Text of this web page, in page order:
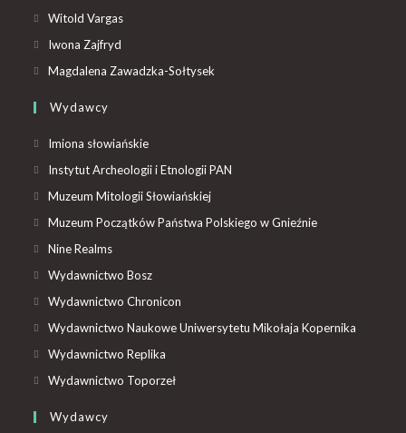
Witold Vargas
Iwona Zajfryd
Magdalena Zawadzka-Sołtysek
Wydawcy
Imiona słowiańskie
Instytut Archeologii i Etnologii PAN
Muzeum Mitologii Słowiańskiej
Muzeum Początków Państwa Polskiego w Gnieźnie
Nine Realms
Wydawnictwo Bosz
Wydawnictwo Chronicon
Wydawnictwo Naukowe Uniwersytetu Mikołaja Kopernika
Wydawnictwo Replika
Wydawnictwo Toporzeł
Wydawcy